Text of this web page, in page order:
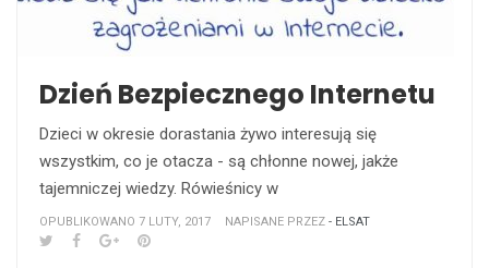
Dzień Bezpiecznego Internetu
Dzieci w okresie dorastania żywo interesują się
wszystkim, co je otacza - są chłonne nowej, jakże
tajemniczej wiedzy. Rówieśnicy w
OPUBLIKOWANO 7 LUTY, 2017 NAPISANE PRZEZ - ELSAT